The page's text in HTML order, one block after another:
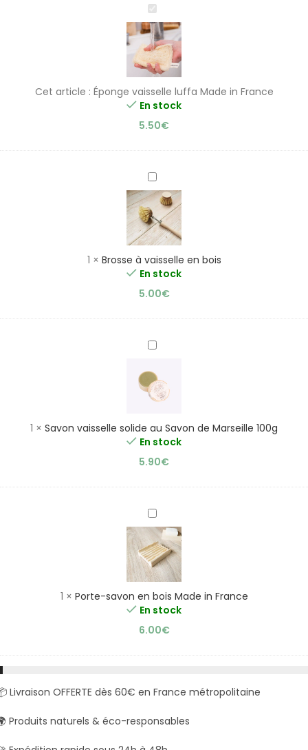
Éponge
vaisselle
luffa
Made
in
Cet article : Éponge vaisselle luffa Made in France
En stock
5.50€
Brosse
à
vaisselle
en
bois
1 × Brosse à vaisselle en bois
En stock
5.00€
Savon
solide
au
Savon
Marseille
1 × Savon vaisselle solide au Savon de Marseille 100g
En stock
5.90€
Porte-
savon
en
bois
Made
France
1 × Porte-savon en bois Made in France
En stock
6.00€
Livraison OFFERTE dès 60€ en France métropolitaine
Produits naturels & éco-responsables